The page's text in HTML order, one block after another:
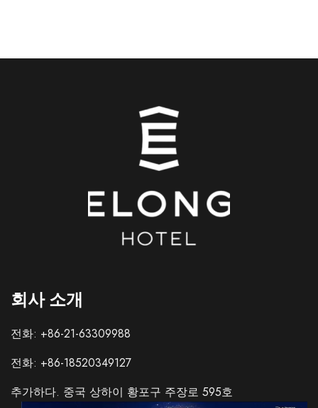
회사 소개
전화: +86-21-63309988
전화: +86-18520349127
추가하다. 중국 상하이 황포구 주장로 595호